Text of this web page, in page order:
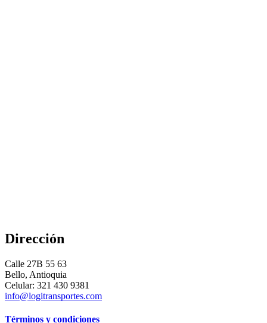
Dirección
Calle 27B 55 63
Bello, Antioquia
Celular: 321 430 9381
info@logitransportes.com
Términos y condiciones